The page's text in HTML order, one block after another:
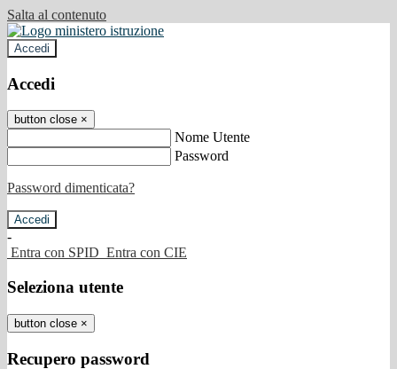
Salta al contenuto
Accedi
Accedi
button close ×
Nome Utente
Password
Password dimenticata?
-
Entra con SPID Entra con CIE
Seleziona utente
button close ×
Recupero password